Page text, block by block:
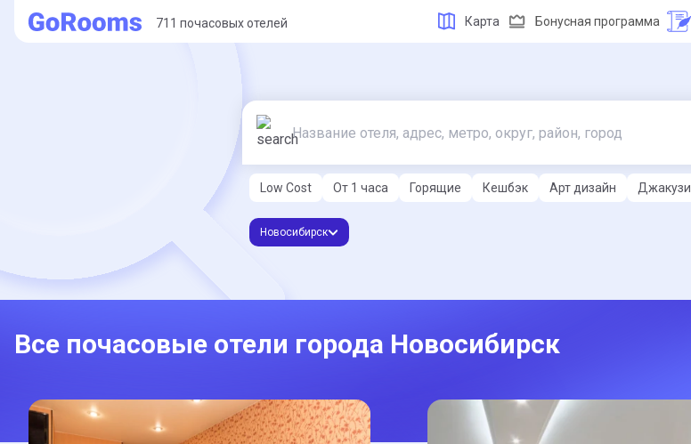
711 почасовых отелей Карта Бонусная программа
Low Cost От 1 часа Горящие Кешбэк Арт дизайн Джакузи
Новосибирск
Все почасовые отели города Новосибирск